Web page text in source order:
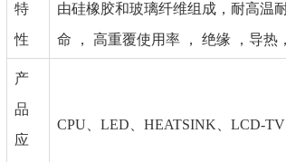
特
性
由硅橡胶和玻璃纤维组成，耐高温
命 ， 高重覆使用率 ， 绝缘 ，导
产
品
应
CPU、LED、HEATSINK、LCD-